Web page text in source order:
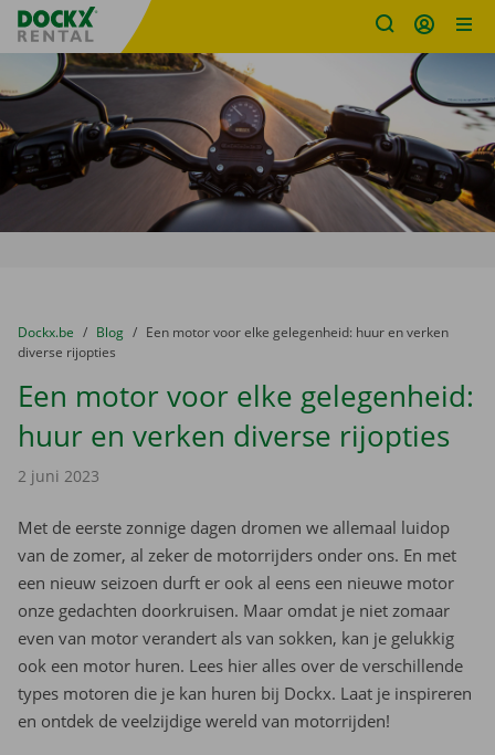
Ga naar inhoud
Taalselectie overslaan
Fratello DEMO
U bevindt zich hier:
van
Dockx.be naar
Blog naar
Een motor voor elke gelegenheid: huur en verken
diverse rijopties
Een motor voor elke gelegenheid:
huur en verken diverse rijopties
2 juni 2023
Met de eerste zonnige dagen dromen we allemaal luidop
van de zomer, al zeker de motorrijders onder ons. En met
een nieuw seizoen durft er ook al eens een nieuwe motor
onze gedachten doorkruisen. Maar omdat je niet zomaar
even van motor verandert als van sokken, kan je gelukkig
ook een motor huren. Lees hier alles over de verschillende
types motoren die je kan huren bij Dockx. Laat je inspireren
en ontdek de veelzijdige wereld van motorrijden!